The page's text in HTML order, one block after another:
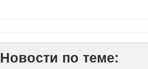
Новости по теме: